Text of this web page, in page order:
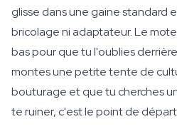
glisse dans une gaine standard
bricolage ni adaptateur. Le
bas pour que tu l'oublies
montes une petite tente de
bouturage et que tu cherches
te ruiner, c'est le point de